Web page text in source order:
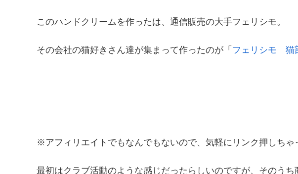
このハンドクリームを作ったは、通信販売の大手フェリシモ。
その会社の猫好きさん達が集まって作ったのが「 フェリシモ 猫
※アフィリエイトでもなんでもないので、気軽にリンク押しちゃ
最初はクラブ活動のような感じだったらしいのですが、そのう